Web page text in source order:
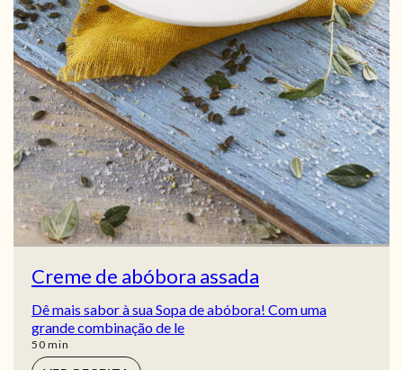
Creme de abóbora assada
Dê mais sabor à sua Sopa de abóbora! Com uma
grande combinação de le
50min
min